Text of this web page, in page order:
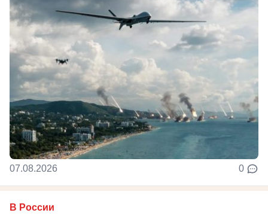
07.08.2026 0
В России